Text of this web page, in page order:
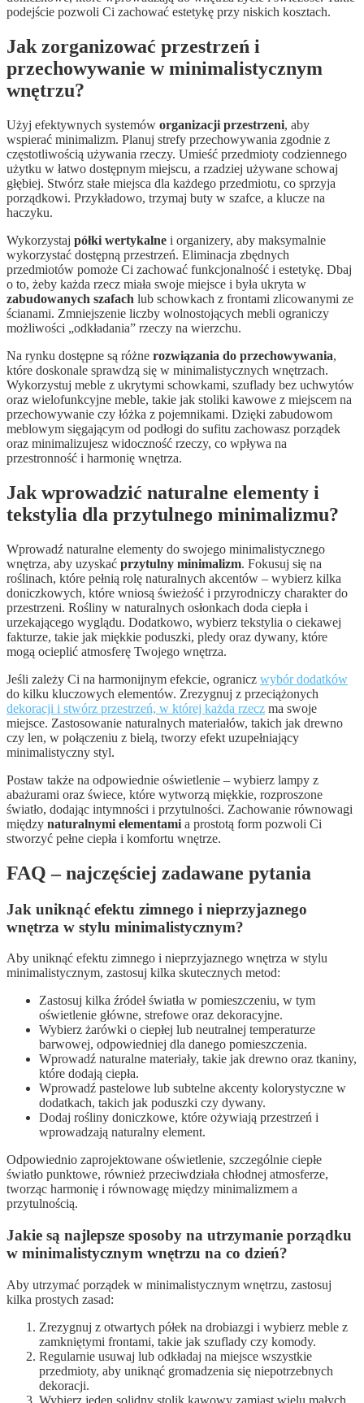
podejście pozwoli Ci zachować estetykę przy niskich kosztach.
Jak zorganizować przestrzeń i
przechowywanie w minimalistycznym
wnętrzu?
Użyj efektywnych systemów organizacji przestrzeni, aby
wspierać minimalizm. Planuj strefy przechowywania zgodnie z
częstotliwością używania rzeczy. Umieść przedmioty codziennego
użytku w łatwo dostępnym miejscu, a rzadziej używane schowaj
głębiej. Stwórz stałe miejsca dla każdego przedmiotu, co sprzyja
porządkowi. Przykładowo, trzymaj buty w szafce, a klucze na
haczyku.
Wykorzystaj półki wertykalne i organizery, aby maksymalnie
wykorzystać dostępną przestrzeń. Eliminacja zbędnych
przedmiotów pomoże Ci zachować funkcjonalność i estetykę. Dbaj
o to, żeby każda rzecz miała swoje miejsce i była ukryta w
zabudowanych szafach lub schowkach z frontami zlicowanymi ze
ścianami. Zmniejszenie liczby wolnostojących mebli ograniczy
możliwości „odkładania” rzeczy na wierzchu.
Na rynku dostępne są różne rozwiązania do przechowywania,
które doskonale sprawdzą się w minimalistycznych wnętrzach.
Wykorzystuj meble z ukrytymi schowkami, szuflady bez uchwytów
oraz wielofunkcyjne meble, takie jak stoliki kawowe z miejscem na
przechowywanie czy łóżka z pojemnikami. Dzięki zabudowom
meblowym sięgającym od podłogi do sufitu zachowasz porządek
oraz minimalizujesz widoczność rzeczy, co wpływa na
przestronność i harmonię wnętrza.
Jak wprowadzić naturalne elementy i
tekstylia dla przytulnego minimalizmu?
Wprowadź naturalne elementy do swojego minimalistycznego
wnętrza, aby uzyskać przytulny minimalizm. Fokusuj się na
roślinach, które pełnią rolę naturalnych akcentów – wybierz kilka
doniczkowych, które wniosą świeżość i przyrodniczy charakter do
przestrzeni. Rośliny w naturalnych osłonkach doda ciepła i
urzekającego wyglądu. Dodatkowo, wybierz tekstylia o ciekawej
fakturze, takie jak miękkie poduszki, pledy oraz dywany, które
mogą ocieplić atmosferę Twojego wnętrza.
Jeśli zależy Ci na harmonijnym efekcie, ogranicz wybór dodatków
do kilku kluczowych elementów. Zrezygnuj z przeciążonych
dekoracji i stwórz przestrzeń, w której każda rzecz ma swoje
miejsce. Zastosowanie naturalnych materiałów, takich jak drewno
czy len, w połączeniu z bielą, tworzy efekt uzupełniający
minimalistyczny styl.
Postaw także na odpowiednie oświetlenie – wybierz lampy z
abażurami oraz świece, które wytworzą miękkie, rozproszone
światło, dodając intymności i przytulności. Zachowanie równowagi
między naturalnymi elementami a prostotą form pozwoli Ci
stworzyć pełne ciepła i komfortu wnętrze.
FAQ – najczęściej zadawane pytania
Jak uniknąć efektu zimnego i nieprzyjaznego
wnętrza w stylu minimalistycznym?
Aby uniknąć efektu zimnego i nieprzyjaznego wnętrza w stylu
minimalistycznym, zastosuj kilka skutecznych metod:
Zastosuj kilka źródeł światła w pomieszczeniu, w tym
oświetlenie główne, strefowe oraz dekoracyjne.
Wybierz żarówki o ciepłej lub neutralnej temperaturze
barwowej, odpowiedniej dla danego pomieszczenia.
Wprowadź naturalne materiały, takie jak drewno oraz tkaniny,
które dodają ciepła.
Wprowadź pastelowe lub subtelne akcenty kolorystyczne w
dodatkach, takich jak poduszki czy dywany.
Dodaj rośliny doniczkowe, które ożywiają przestrzeń i
wprowadzają naturalny element.
Odpowiednio zaprojektowane oświetlenie, szczególnie ciepłe
światło punktowe, również przeciwdziała chłodnej atmosferze,
tworząc harmonię i równowagę między minimalizmem a
przytulnością.
Jakie są najlepsze sposoby na utrzymanie porządku
w minimalistycznym wnętrzu na co dzień?
Aby utrzymać porządek w minimalistycznym wnętrzu, zastosuj
kilka prostych zasad:
Zrezygnuj z otwartych półek na drobiazgi i wybierz meble z
zamkniętymi frontami, takie jak szuflady czy komody.
Regularnie usuwaj lub odkładaj na miejsce wszystkie
przedmioty, aby uniknąć gromadzenia się niepotrzebnych
dekoracji.
Wybierz jeden solidny stolik kawowy zamiast wielu małych